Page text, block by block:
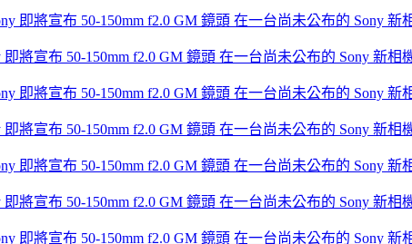
即將宣布 50-150mm f2.0 GM 鏡頭 在一台尚未公布的 Sony 新相
即將宣布 50-150mm f2.0 GM 鏡頭 在一台尚未公布的 Sony 新相
即將宣布 50-150mm f2.0 GM 鏡頭 在一台尚未公布的 Sony 新相